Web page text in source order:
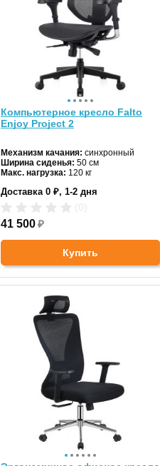
Компьютерное кресло Falto
Enjoy Project 2
Механизм качания: синхронный
Ширина сиденья: 50 см
Макс. нагрузка: 120 кг
Материал спинки:сетка
Цвет:черный
Доставка 0 ₽, 1-2 дня
41 500₽
Купить